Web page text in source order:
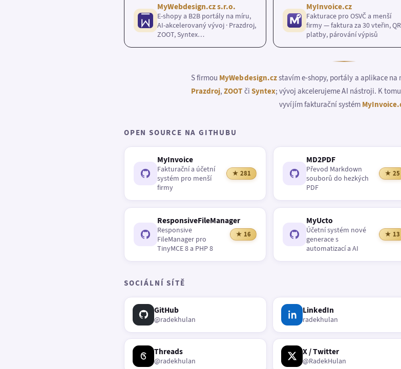
MyWebdesign.cz s.r.o.
E-shopy a B2B portály na míru,
AI-akcelerovaný vývoj · Prazdroj,
ZOOT, Syntex…
MyInvoice.cz
Fakturace pro OSVČ a menší
firmy — faktura za 30 vteřin, QR
platby, párování výpisů
S firmou MyWebdesign.czstavím e-shopy, portály a aplikace na
Prazdroj,ZOOT či Syntex; vývoj akcelerujeme AI nástroji. K
vyvíjím fakturační systém
OPEN SOURCE NA GITHUBU
MyInvoice
Fakturační a účetní
systém pro menší
firmy
★ 281
MD2PDF
Převod Markdown
souborů do hezkých
PDF
★ 25
ResponsiveFileManager
Responsive
FileManager pro
TinyMCE 8 a PHP 8
★ 16
MyUcto
Účetní systém nové
generace s
automatizací a AI
★ 13
SOCIÁLNÍ SÍTĚ
GitHub
@radekhulan
LinkedIn
radekhulan
Threads
@radekhulan
X / Twitter
@RadekHulan